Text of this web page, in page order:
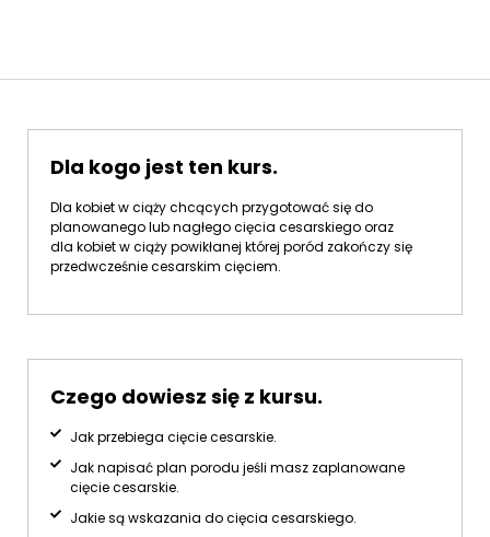
Dla kogo jest ten kurs.
Dla kobiet w ciąży chcących przygotować się do
planowanego lub nagłego cięcia cesarskiego oraz
dla kobiet w ciąży powikłanej której poród zakończy się
przedwcześnie cesarskim cięciem.
Czego dowiesz się z kursu.
Jak przebiega cięcie cesarskie.
Jak napisać plan porodu jeśli masz zaplanowane
cięcie cesarskie.
Jakie są wskazania do cięcia cesarskiego.